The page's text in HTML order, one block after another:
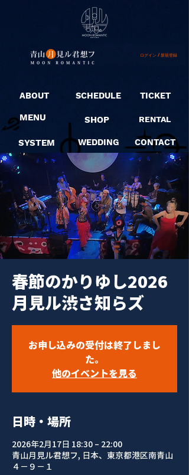
ログイン / 新規登録
ABOUT
MENU
SYSTEM
SCHEDULE
SHOP
WEDDING
TICKET
RENTAL
CONTACT
春節のかりゆし2026
月見ル渋さ知らズ
お申し込みの受付は終了しまし
た。
他のイベントを見る
日時・場所
2026年2月17日 18:30 – 22:00
青山月見ル君想フ, 日本、東京都港区南青山
４−９−１